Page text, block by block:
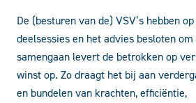
De (besturen van de) VSV’s hebben
deelsessies en het advies besloten
samengaan levert de betrokken op
winst op. Zo draagt het bij aan
en bundelen van krachten, efficiëntie,